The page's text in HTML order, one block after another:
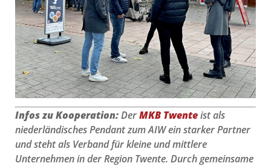
Infos zu Kooperation:DerMKB Twenteist als
niederländisches Pendant zum AIW ein starker Partner
und steht als Verband für kleine und mittlere
Unternehmen in der Region Twente. Durch gemeinsame